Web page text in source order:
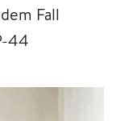
Fall
44